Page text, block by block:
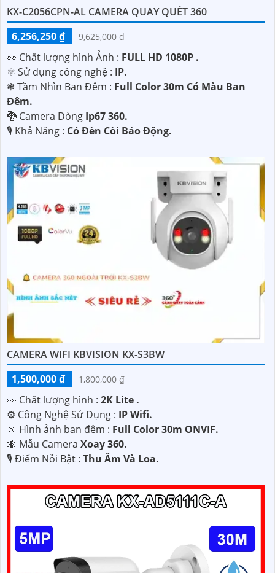
KX-C2056CPN-AL CAMERA QUAY QUÉT 360
6,256,250 ₫
9,625,000 ₫
️👀 Chất lượng hình Ảnh : FULL HD 1080P .
⚛️ Sử dụng công nghệ : IP.
❃ Tầm Nhìn Ban Đêm : Full Color 30m Có Màu Ban
Ðêm.
🐉️ Camera Dòng Ip67 360.
️🎙 Khả Năng : Có Ðèn Còi Báo Động.
CAMERA WIFI KBVISION KX-S3BW
1,500,000 ₫
1,800,000 ₫
️👀 Chất lượng hình : 2K Lite .
⚙ Công Nghệ Sử Dụng : IP Wifi.
🔅 Hình ảnh ban đêm : Full Color 30m ONVIF.
🐜 Mẫu Camera Xoay 360.
️🎙 Điểm Nỗi Bật : Thu Âm Và Loa.